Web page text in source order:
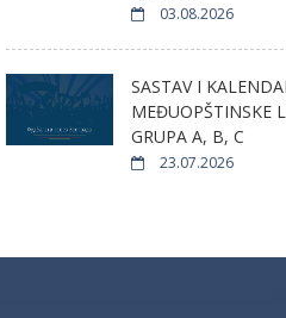
03.08.2026
SASTAV I
MEĐUOPŠTINSKE
GRUPA A, B, C
23.07.2026